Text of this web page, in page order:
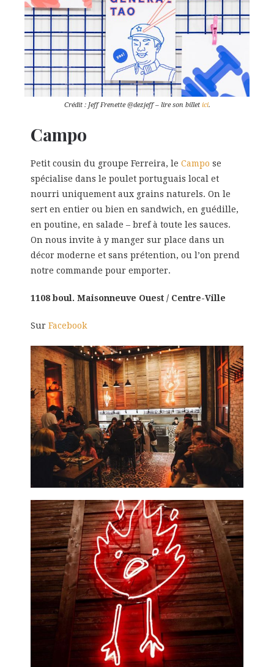
Crédit : Jeff Frenette @dezjeff – lire son billet ici.
Campo
Petit cousin du groupe Ferreira, le Campo se
spécialise dans le poulet portuguais local et
nourri uniquement aux grains naturels. On le
sert en entier ou bien en sandwich, en guédille,
en poutine, en salade – bref à toute les sauces.
On nous invite à y manger sur place dans un
décor moderne et sans prétention, ou l’on prend
notre commande pour emporter.
1108 boul. Maisonneuve Ouest / Centre-Ville
Sur Facebook